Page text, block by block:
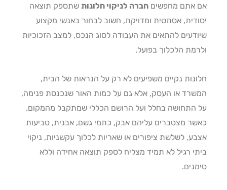
אתם מחפשים חברה לניקוי חלונותשתספק תוצאה
אסתטית ומדויקת, חשוב לבחור באנשי מקצוע
להתאים את העבודה לסוג הנכס, למצב הזכוכיות
הלכלוך בפועל.
נקיים משפיעים לא רק על הנראות של הבית,
או העסק, אלא גם על כמות האור שנכנסת פנימה,
התחושה בחלל ועל הרושם הכללי שמתקבל מהמקום.
מצטברים עליהם אבק, כתמי גשם, אבנית, טביעות
לשלשת ציפורים או שאריות לכלוך עקשניות, ניקוי
רגיל לא תמיד מצליח לספק תוצאה אחידה וללא